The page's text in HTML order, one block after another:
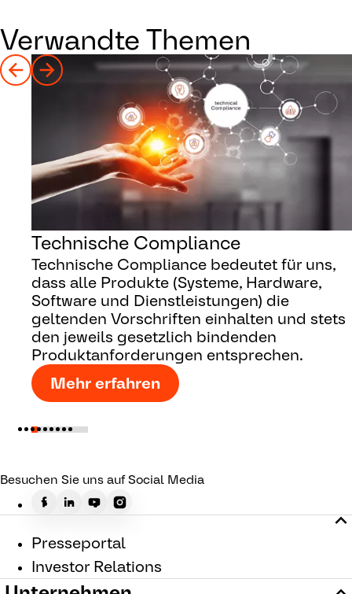
Verwandte Themen
Technische Compliance
Technische Compliance bedeutet für uns,
dass alle Produkte (Systeme, Hardware,
Software und Dienstleistungen) die
geltenden Vorschriften einhalten und stets
den jeweils gesetzlich bindenden
Produktanforderungen entsprechen.
Mehr erfahren
Besuchen Sie uns auf Social Media
Presseportal
Investor Relations